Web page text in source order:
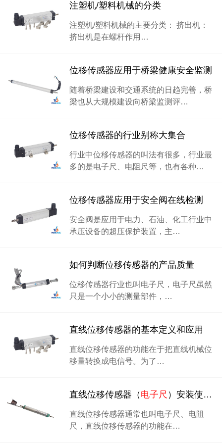
注塑机/塑料机械的分类
注塑机/塑料机械的主要分类： 挤出机：
挤出机是在螺杆作用…
位移传感器应用于桥梁健康安全监测
随着桥梁建设和交通系统的日趋完善，桥
梁也从大规模建设向桥梁监测评…
位移传感器的行业别称大集合
行业中位移传感器的叫法有很多，行业最
多的是电子尺、电阻尺等，也有各种…
位移传感器应用于安全阀在线检测
安全阀是应用于电力、石油、化工行业中
承压设备的超压保护装置，主…
如何判断位移传感器的产品质量
位移传感器行业也叫电子尺，电子尺虽然
只是一个小小的测量部件，…
直线位移传感器的基本定义和应用
直线位移传感器的功能在于把直线机械位
移量转换成电信号。为了…
直线位移传感器（ 电子尺 ）安装使用注意事项
直线位移传感器通常也叫电子尺、电阻
尺，直线位移传感器的功能在…